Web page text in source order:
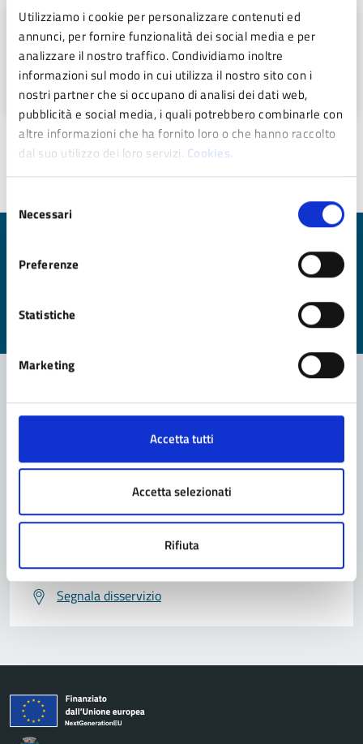
Utilizziamo i cookie per personalizzare contenuti ed
annunci, per fornire funzionalità dei social media e per
analizzare il nostro traffico. Condividiamo inoltre
informazioni sul modo in cui utilizza il nostro sito con i
nostri partner che si occupano di analisi dei dati web,
pubblicità e social media, i quali potrebbero combinarle con
altre informazioni che ha fornito loro o che hanno raccolto
dal suo utilizzo dei loro servizi. Cookies.
delNecessari
Preferenze
Statistiche
Marketing
Accetta tutti
Accetta selezionati
Rifiuta
Oordinanza n. 46/2023 LIMITAZIONI AL
TRANSITO DI DIVERSI TRATTI STRADALI PER
DANNI CAUSATI DAL TEMPORALE DEL
24.05.2023 (PDF - 49 KB)
Quanto sono chiare le informazioni su questa
pagina?
Valuta da 1 a 5 stelle la pagina
Contatta il comune
Richiedi assistenza
Prenota appuntamento
Problemi in città
Segnala disservizio